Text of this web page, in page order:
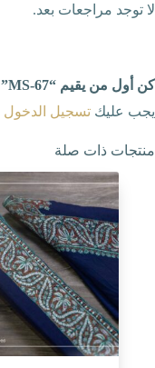
لا توجد مراجعات بعد.
كن أول من يقيم “MS-67”
يجب عليك تسجيل الدخول
منتجات ذات صلة